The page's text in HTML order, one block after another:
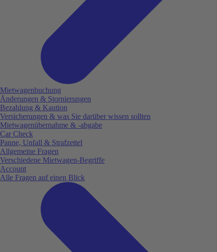
Mietwagenbuchung
Änderungen & Stornierungen
Bezahlung & Kaution
Versicherungen & was Sie darüber wissen sollten
Mietwagenübernahme & -abgabe
Car Check
Panne, Unfall & Strafzettel
Allgemeine Fragen
Verschiedene Mietwagen-Begriffe
Account
Alle Fragen auf einen Blick